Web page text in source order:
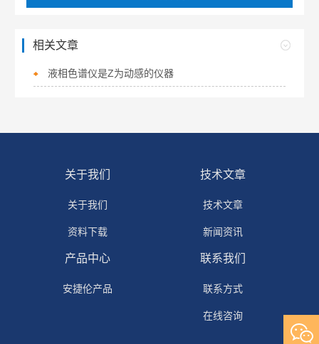
相关文章
液相色谱仪是Z为动感的仪器
关于我们
关于我们
资料下载
技术文章
技术文章
新闻资讯
产品中心
安捷伦产品
联系我们
联系方式
在线咨询